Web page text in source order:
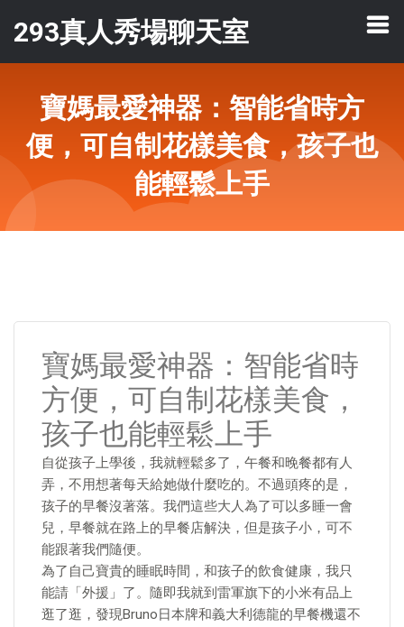
293真人秀場聊天室
寶媽最愛神器：智能省時方
便，可自制花樣美食，孩子也
能輕鬆上手
寶媽最愛神器：智能省時
方便，可自制花樣美食，
孩子也能輕鬆上手
自從孩子上學後，我就輕鬆多了，午餐和晚餐都有人
弄，不用想著每天給她做什麼吃的。不過頭疼的是，
孩子的早餐沒著落。我們這些大人為了可以多睡一會
兒，早餐就在路上的早餐店解決，但是孩子小，可不
能跟著我們隨便。
為了自己寶貴的睡眠時間，和孩子的飲食健康，我只
能請「外援」了。隨即我就到雷軍旗下的小米有品上
逛了逛，發現Bruno日本牌和義大利德龍的早餐機還不